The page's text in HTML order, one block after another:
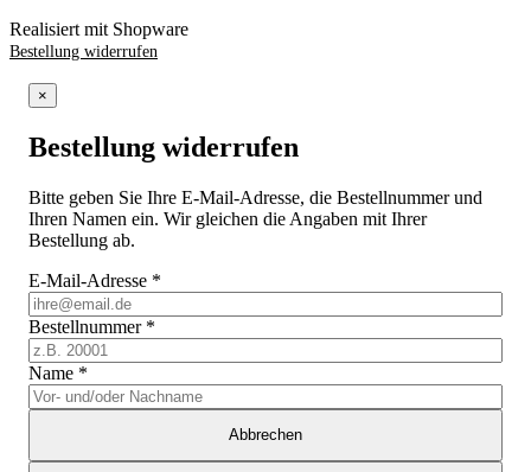
Realisiert mit Shopware
Bestellung widerrufen
×
Bestellung widerrufen
Bitte geben Sie Ihre E-Mail-Adresse, die Bestellnummer und
Ihren Namen ein. Wir gleichen die Angaben mit Ihrer
Bestellung ab.
E-Mail-Adresse *
Bestellnummer *
Name *
Abbrechen